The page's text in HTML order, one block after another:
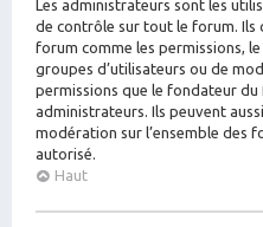
Les administrateurs sont les
de contrôle sur tout le forum. Ils
forum comme les permissions,
groupes d’utilisateurs ou de
permissions que le fondateur
administrateurs. Ils peuvent
modération sur l’ensemble des
autorisé.
Haut